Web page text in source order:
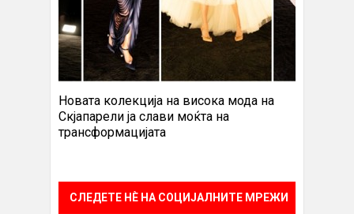
Новата колекција на висока мода на
Скјапарели ја слави моќта на
трансформацијата
СЛЕДЕТЕ НÈ НА СОЦИЈАЛНИТЕ МРЕЖИ